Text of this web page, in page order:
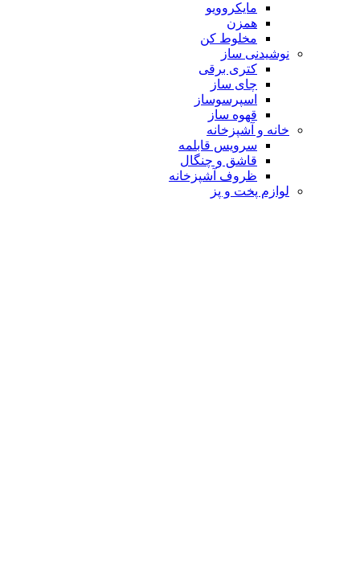
مایکروویو
همزن
مخلوط کن
نوشیدنی ساز
کتری برقی
چای ساز
اسپرسوساز
قهوه ساز
خانه و آشپزخانه
سرویس قابلمه
قاشق و چنگال
ظروف آشپزخانه
لوازم پخت و پز